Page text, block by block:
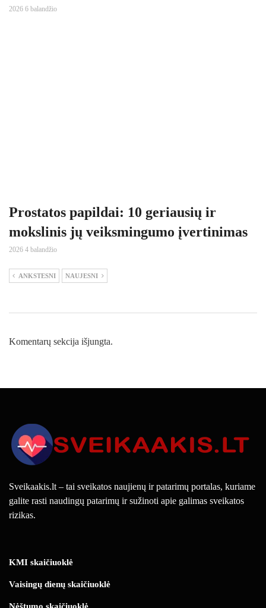
2026 6 balandžio
Prostatos papildai: 10 geriausių ir
mokslinis jų veiksmingumo įvertinimas
2026 4 balandžio
ANKSTESNI NAUJESNI
Komentarų sekcija išjungta.
Sveikaakis.lt – tai sveikatos naujienų ir patarimų portalas, kuriame
galite rasti naudingų patarimų ir sužinoti apie galimas sveikatos
rizikas.
KMI skaičiuoklė
Vaisingų dienų skaičiuoklė